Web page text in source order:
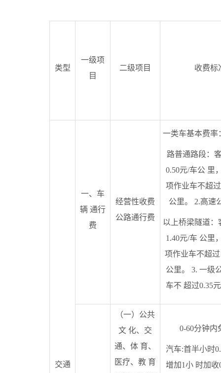
类型
一级项
目
二级项目 收费标
交通
一、车
辆 通行
费
经营性收费
公路通行费
一类车基本费率
路普通路段：
0.50元/车公 里
项作业车不超
公里。 2.高速
以上桥梁隧道：
1.40元/车 公里
项作业车不超过
公里。 3. 一级
车不 超过0.35
（一）公共
文 化、交
通、体 育、
医疗、教 育
0-60分钟内
汽车:首半小时
增加1小 时加收